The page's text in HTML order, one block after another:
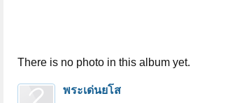
There is no photo in this album yet.
พระเด่นยโส